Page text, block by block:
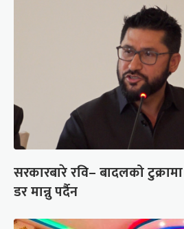
सरकारबारे रवि– बादलको
डर मान्नु पर्दैन